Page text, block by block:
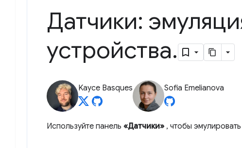
Датчики:
устройства.
Kayce Basques Sofia Emelianova
Используйте панель «Датчики» , чтобы